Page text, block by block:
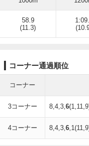
58.9
(11.3)
コーナー通過順位
コーナー
3コーナー 8,4,3,6
4コーナー 8,4,3,6